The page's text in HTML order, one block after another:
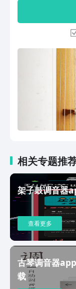
相关专题推
架子鼓调音器
查看更多
古琴调音器
载